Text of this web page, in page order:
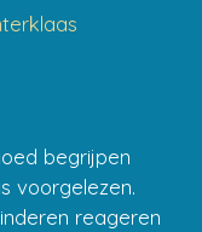
begrijpen
voorgelezen.
reageren